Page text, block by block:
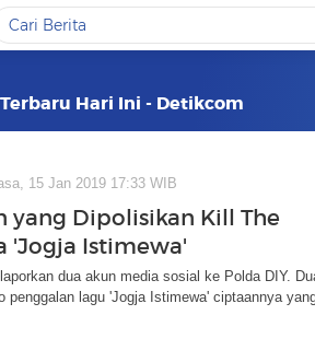
Hari Ini - Detikcom
15 Jan 2019 17:33 WIB
yang Dipolisikan Kill The
'Jogja Istimewa'
dua akun media sosial ke Polda DIY.
penggalan lagu 'Jogja Istimewa' ciptaannya